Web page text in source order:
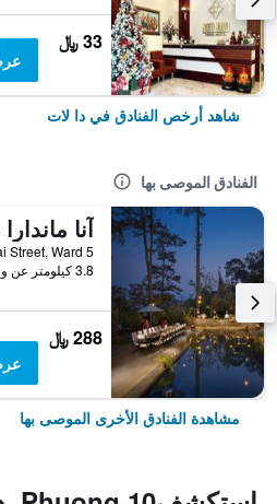
33 ﷼
شاهد أرخص الفنادق في دا لات
الفنادق الموصى بها
3.8 كيلومتر عن وسط المدينة
288 ﷼
مشاهدة الفنادق الأخرى الموصى بها